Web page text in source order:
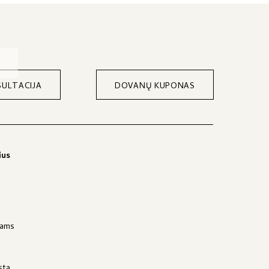
DOVANŲ KUPONAS